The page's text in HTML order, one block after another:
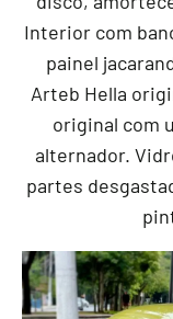
Interior com
painel
Arteb Hella
original com
alternador.
partes